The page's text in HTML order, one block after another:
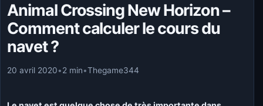
Animal Crossing New Horizon –
Comment calculer le cours du
navet ?
20 avril 2020•2 min•Thegame344